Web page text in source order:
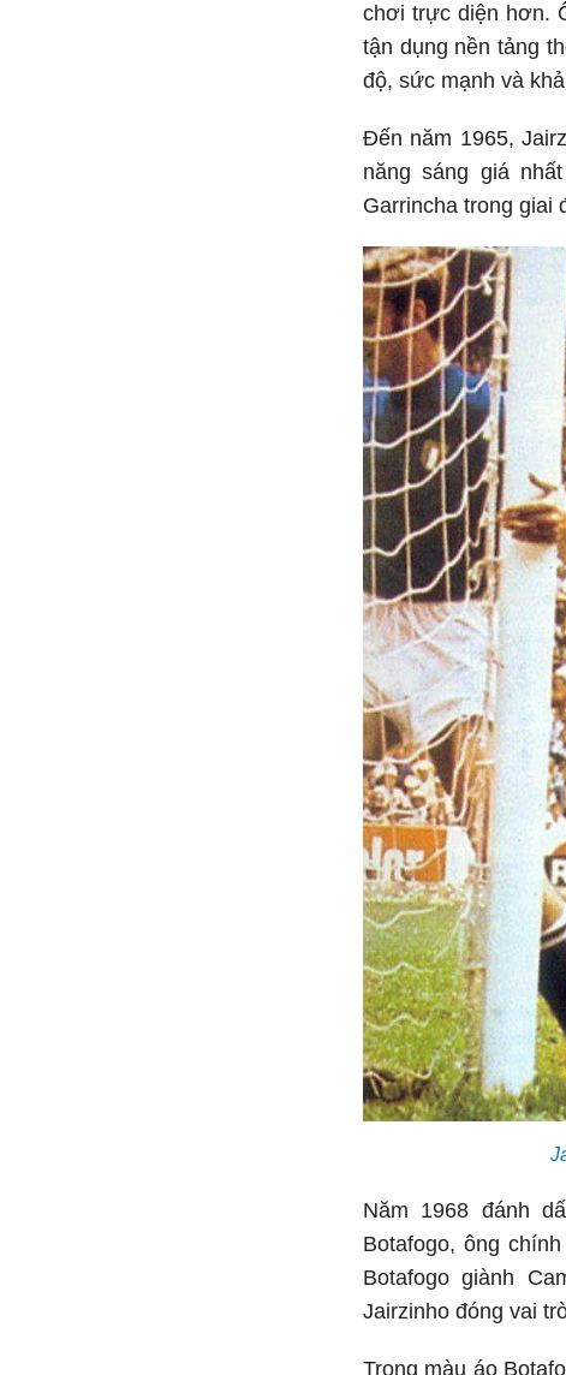
chơi trực diện hơn.
tận dụng nền tảng
độ, sức mạnh và
Đến năm 1965,
năng sáng giá
Garrincha trong giai
Năm 1968 đánh
Botafogo, ông
Botafogo giành
Jairzinho đóng vai
Trong màu áo